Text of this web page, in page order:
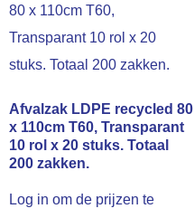
Afvalzak LDPE recycled 80
x 110cm T60, Transparant
10 rol x 20 stuks. Totaal
200 zakken.
Log in om de prijzen te